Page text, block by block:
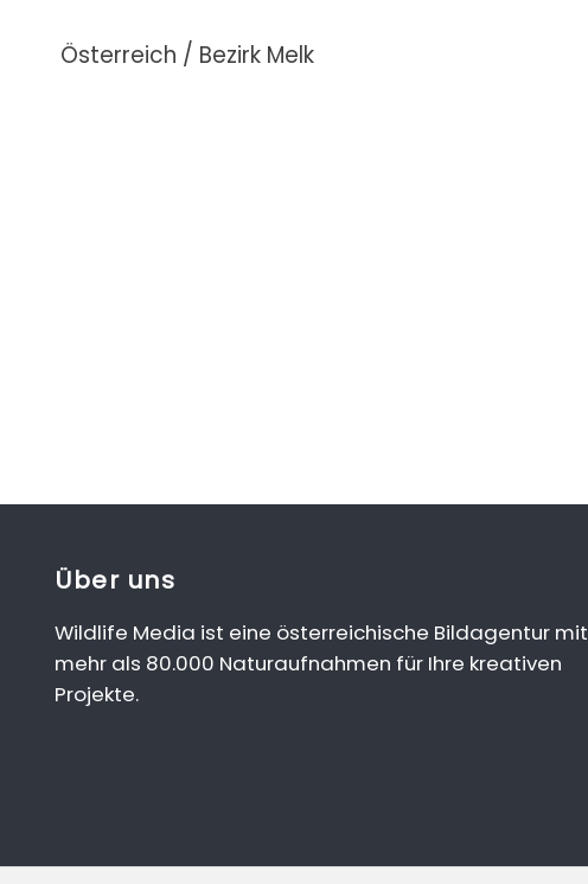
Österreich / Bezirk Melk
Über uns
Wildlife Media ist eine österreichische Bildagentur mit
mehr als 80.000 Naturaufnahmen für Ihre kreativen
Projekte.